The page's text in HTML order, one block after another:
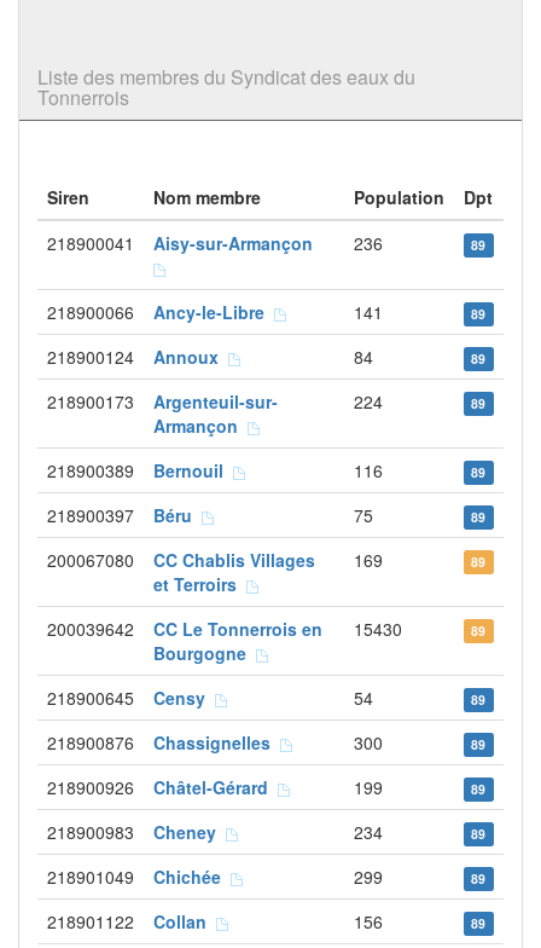
Liste des membres du Syndicat des eaux du
Tonnerrois
Siren Nom membre Population
Dpt
218900041
Aisy-sur-Armançon 236 89
218900066 Ancy-le-Libre 141 89
218900124 Annoux 84 89
218900173
Argenteuil-sur-
Armançon
224 89
218900389 Bernouil 116 89
218900397 Béru 75 89
200067080
CC Chablis Villages
et Terroirs
169 89
200039642
CC Le Tonnerrois en
Bourgogne
15430 89
218900645 Censy 54 89
218900876 Chassignelles 300 89
218900926 Châtel-Gérard 199 89
218900983 Cheney 234 89
218901049 Chichée 299 89
218901122 Collan 156 89